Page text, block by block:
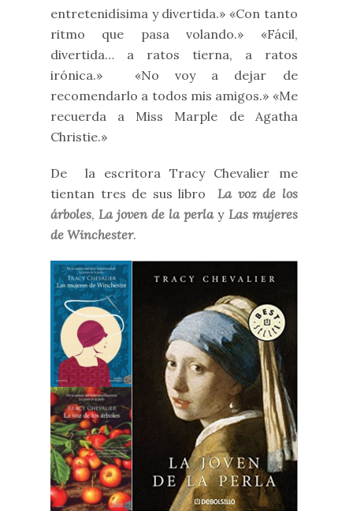
entretenidísima y divertida.» «Con tanto
ritmo que pasa volando.» «Fácil,
divertida… a ratos tierna, a ratos
irónica.» «No voy a dejar de
recomendarlo a todos mis amigos.» «Me
recuerda a Miss Marple de Agatha
Christie.»
De la escritora Tracy Chevalier me
tientan tres de sus libro
La voz de los
árboles, La joven de la perlay Las mujeres
de Winchester.